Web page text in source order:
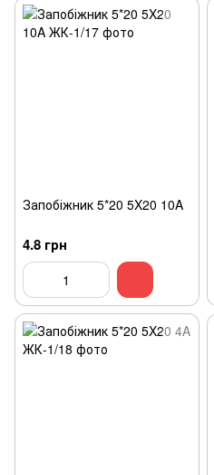
Запобіжник 5*20 5X20 10A
4.8 грн